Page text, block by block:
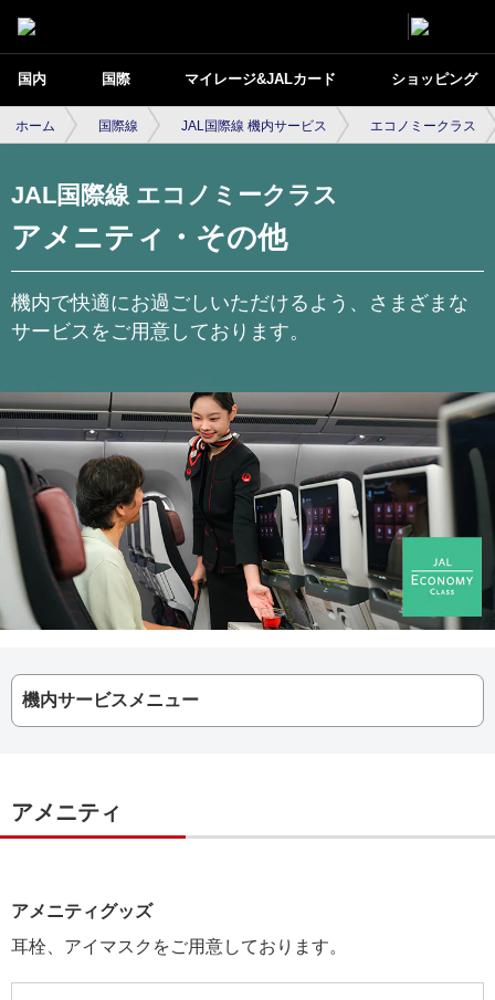
国内 国際 マイレージ&JALカード ショッピング
ホーム 国際線 JAL国際線 機内サービス エコノミークラス
JAL国際線 エコノミークラス
アメニティ・その他
機内で快適にお過ごしいただけるよう、さまざまな
サービスをご用意しております。
機内サービスメニュー
アメニティ
アメニティグッズ
耳栓、アイマスクをご用意しております。